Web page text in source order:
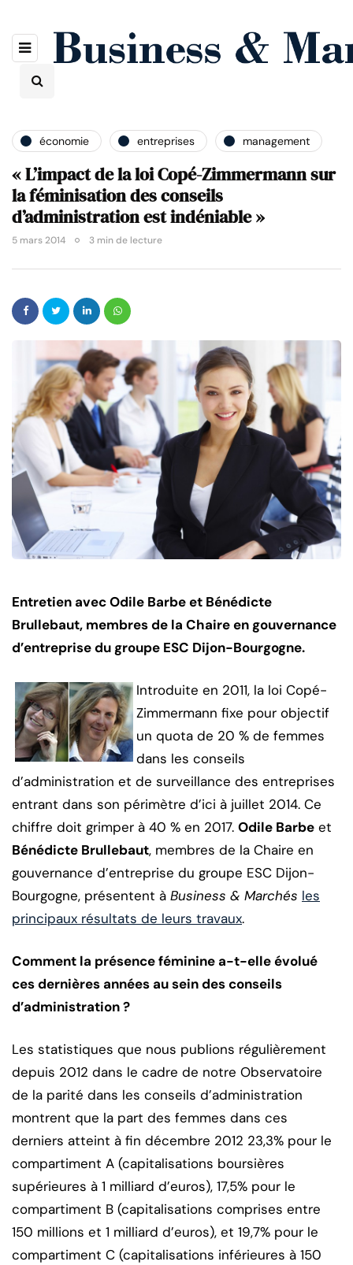
économie entreprises management
« L’impact de la loi Copé-Zimmermann sur
la féminisation des conseils
d’administration est indéniable »
5 mars 2014 3 min de lecture
Entretien avec Odile Barbe et Bénédicte
Brullebaut, membres de la Chaire en gouvernance
d’entreprise du groupe ESC Dijon-Bourgogne.
Introduite en 2011, la loi Copé-
Zimmermann fixe pour objectif
un quota de 20 % de femmes
dans les conseils
d’administration et de surveillance des entreprises
entrant dans son périmètre d’ici à juillet 2014. Ce
chiffre doit grimper à 40 % en 2017. Odile Barbe et
Bénédicte Brullebaut, membres de la Chaire en
gouvernance d’entreprise du groupe ESC Dijon-
Bourgogne, présentent à Business & Marchés les
principaux résultats de leurs travaux.
Comment la présence féminine a-t-elle évolué
ces dernières années au sein des conseils
d’administration ?
Les statistiques que nous publions régulièrement
depuis 2012 dans le cadre de notre Observatoire
de la parité dans les conseils d’administration
montrent que la part des femmes dans ces
derniers atteint à fin décembre 2012 23,3% pour le
compartiment A (capitalisations boursières
supérieures à 1 milliard d’euros), 17,5% pour le
compartiment B (capitalisations comprises entre
150 millions et 1 milliard d’euros), et 19,7% pour le
compartiment C (capitalisations inférieures à 150